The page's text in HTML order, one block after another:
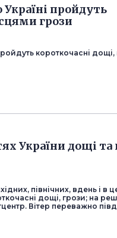
пройдуть
грози
короткочасні
України дощі та
північних, вдень і в
дощі, грози; на
Вітер переважно